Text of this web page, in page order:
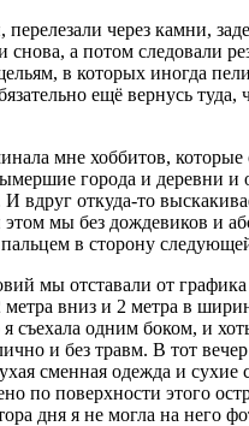
через камни,
снова, а потом следовали
в которых иногда
ещё вернусь
мне хоббитов,
города и деревни
И вдруг откуда-то
этом мы без дождевиков и
в сторону
мы отставали от
вниз и 2 метра в
я съехала одним боком, и
и без травм. В тот
сменная одежда и
по поверхности этого
дня я не могла на него